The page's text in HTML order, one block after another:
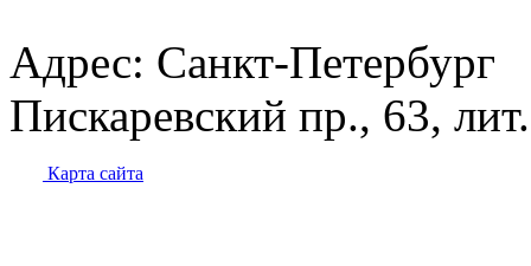
Адрес: Санкт-Петербург
Пискаревский пр., 63,
Карта сайта